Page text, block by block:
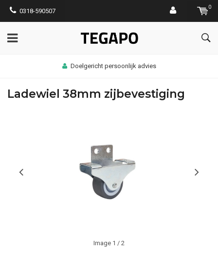
0318-590507
0
Doelgericht persoonlijk advies
Ladewiel 38mm zijbevestiging
Image 1 / 2